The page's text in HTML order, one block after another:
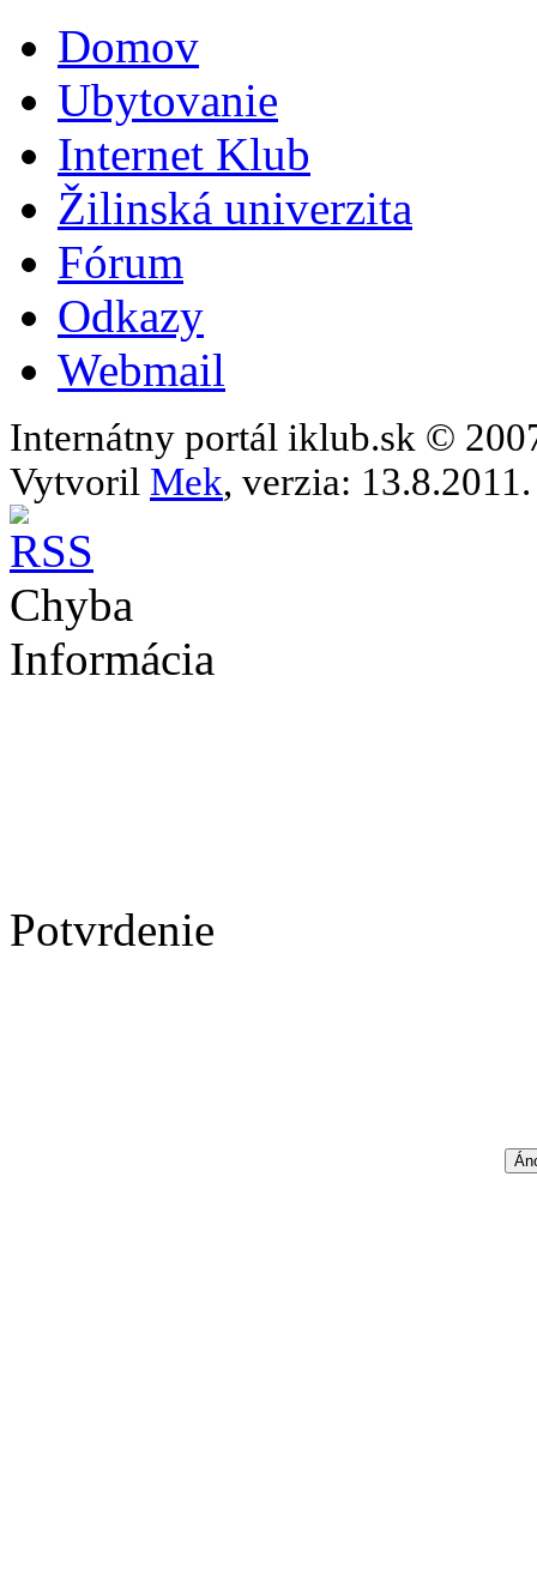
Domov
Ubytovanie
Internet Klub
Žilinská univerzita
Fórum
Odkazy
Webmail
Internátny portál iklub.sk ©
Vytvoril Mek, verzia: 13.8.2011.
Chyba
Informácia
Potvrdenie